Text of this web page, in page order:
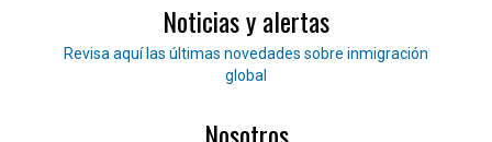
Noticias y alertas
Lee nuestras noticias
Revisa aquí las últimas novedades sobre inmigración
global